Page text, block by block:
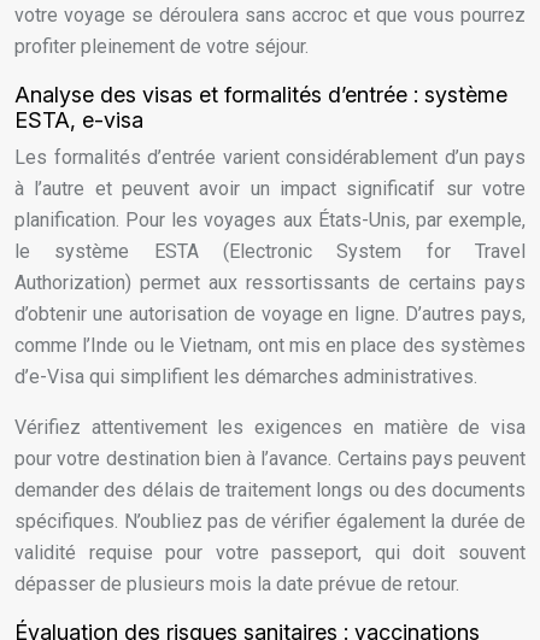
votre voyage se déroulera sans accroc et que vous pourrez
profiter pleinement de votre séjour.
Analyse des visas et formalités d’entrée : système
ESTA, e-visa
Les formalités d’entrée varient considérablement d’un pays
à l’autre et peuvent avoir un impact significatif sur votre
planification. Pour les voyages aux États-Unis, par exemple,
le système ESTA (Electronic System for Travel
Authorization) permet aux ressortissants de certains pays
d’obtenir une autorisation de voyage en ligne. D’autres pays,
comme l’Inde ou le Vietnam, ont mis en place des systèmes
d’e-Visa qui simplifient les démarches administratives.
Vérifiez attentivement les exigences en matière de visa
pour votre destination bien à l’avance. Certains pays peuvent
demander des délais de traitement longs ou des documents
spécifiques. N’oubliez pas de vérifier également la durée de
validité requise pour votre passeport, qui doit souvent
dépasser de plusieurs mois la date prévue de retour.
Évaluation des risques sanitaires : vaccinations